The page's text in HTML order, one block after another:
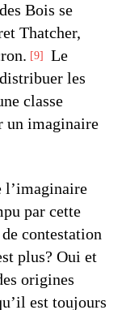
Bois se
Thatcher,
9
Le
les
classe
un imaginaire
l’imaginaire
par cette
contestation
plus? Oui et
origines
est toujours